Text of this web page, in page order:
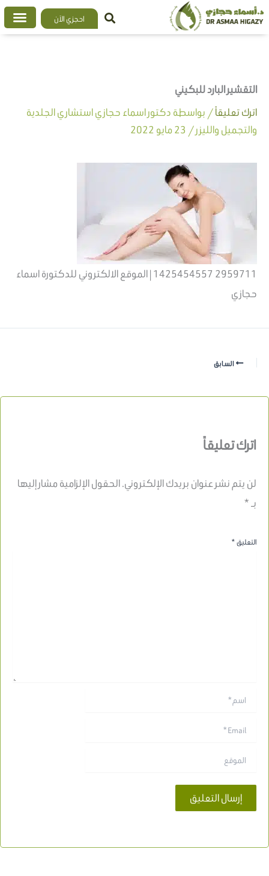
تخطي
إلى
احجزي الآن
التقشير البارد للبكيني
اترك تعليقاً/ بواسطة دكتور اسماء حجازي استشاري الجلدية
والتجميل والليزر/ 23 مايو 2022
2959711 1425454557 | الموقع الالكتروني للدكتورة اسماء
حجازي
السابق
اترك تعليقاً
لن يتم نشر عنوان بريدك الإلكتروني.الحقول الإلزامية مشار إليها
بـ*
التعليق*